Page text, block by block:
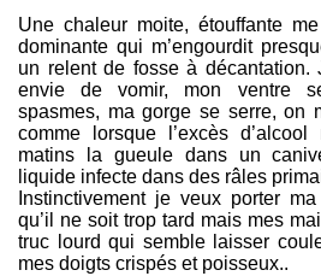
Une chaleur moite, étouffante
dominante qui m’engourdit
un relent de fosse à décantation.
envie de vomir, mon ventre
spasmes, ma gorge se serre, on
comme lorsque l’excès d’alcool
matins la gueule dans un
liquide infecte dans des râles
Instinctivement je veux porter
qu’il ne soit trop tard mais mes
truc lourd qui semble laisser
mes doigts crispés et poisseux..